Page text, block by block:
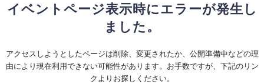
イベントページ表示時にエラーが発生し
ました。
アクセスしようとしたページは削除、変更されたか、公開準備中などの理
由により現在利用できない可能性があります。お手数ですが、下記のリン
クよりお探しください。